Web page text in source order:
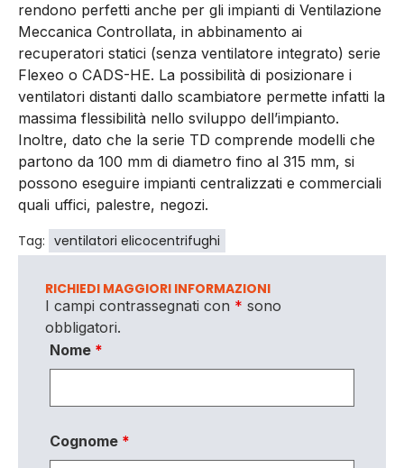
rendono perfetti anche per gli impianti di Ventilazione
Meccanica Controllata, in abbinamento ai
recuperatori statici (senza ventilatore integrato) serie
Flexeo o CADS-HE. La possibilità di posizionare i
ventilatori distanti dallo scambiatore permette infatti la
massima flessibilità nello sviluppo dell’impianto.
Inoltre, dato che la serie TD comprende modelli che
partono da 100 mm di diametro fino al 315 mm, si
possono eseguire impianti centralizzati e commerciali
quali uffici, palestre, negozi.
Tag: ventilatori elicocentrifughi
RICHIEDI MAGGIORI INFORMAZIONI
I campi contrassegnati con * sono
obbligatori.
Nome *
Cognome *